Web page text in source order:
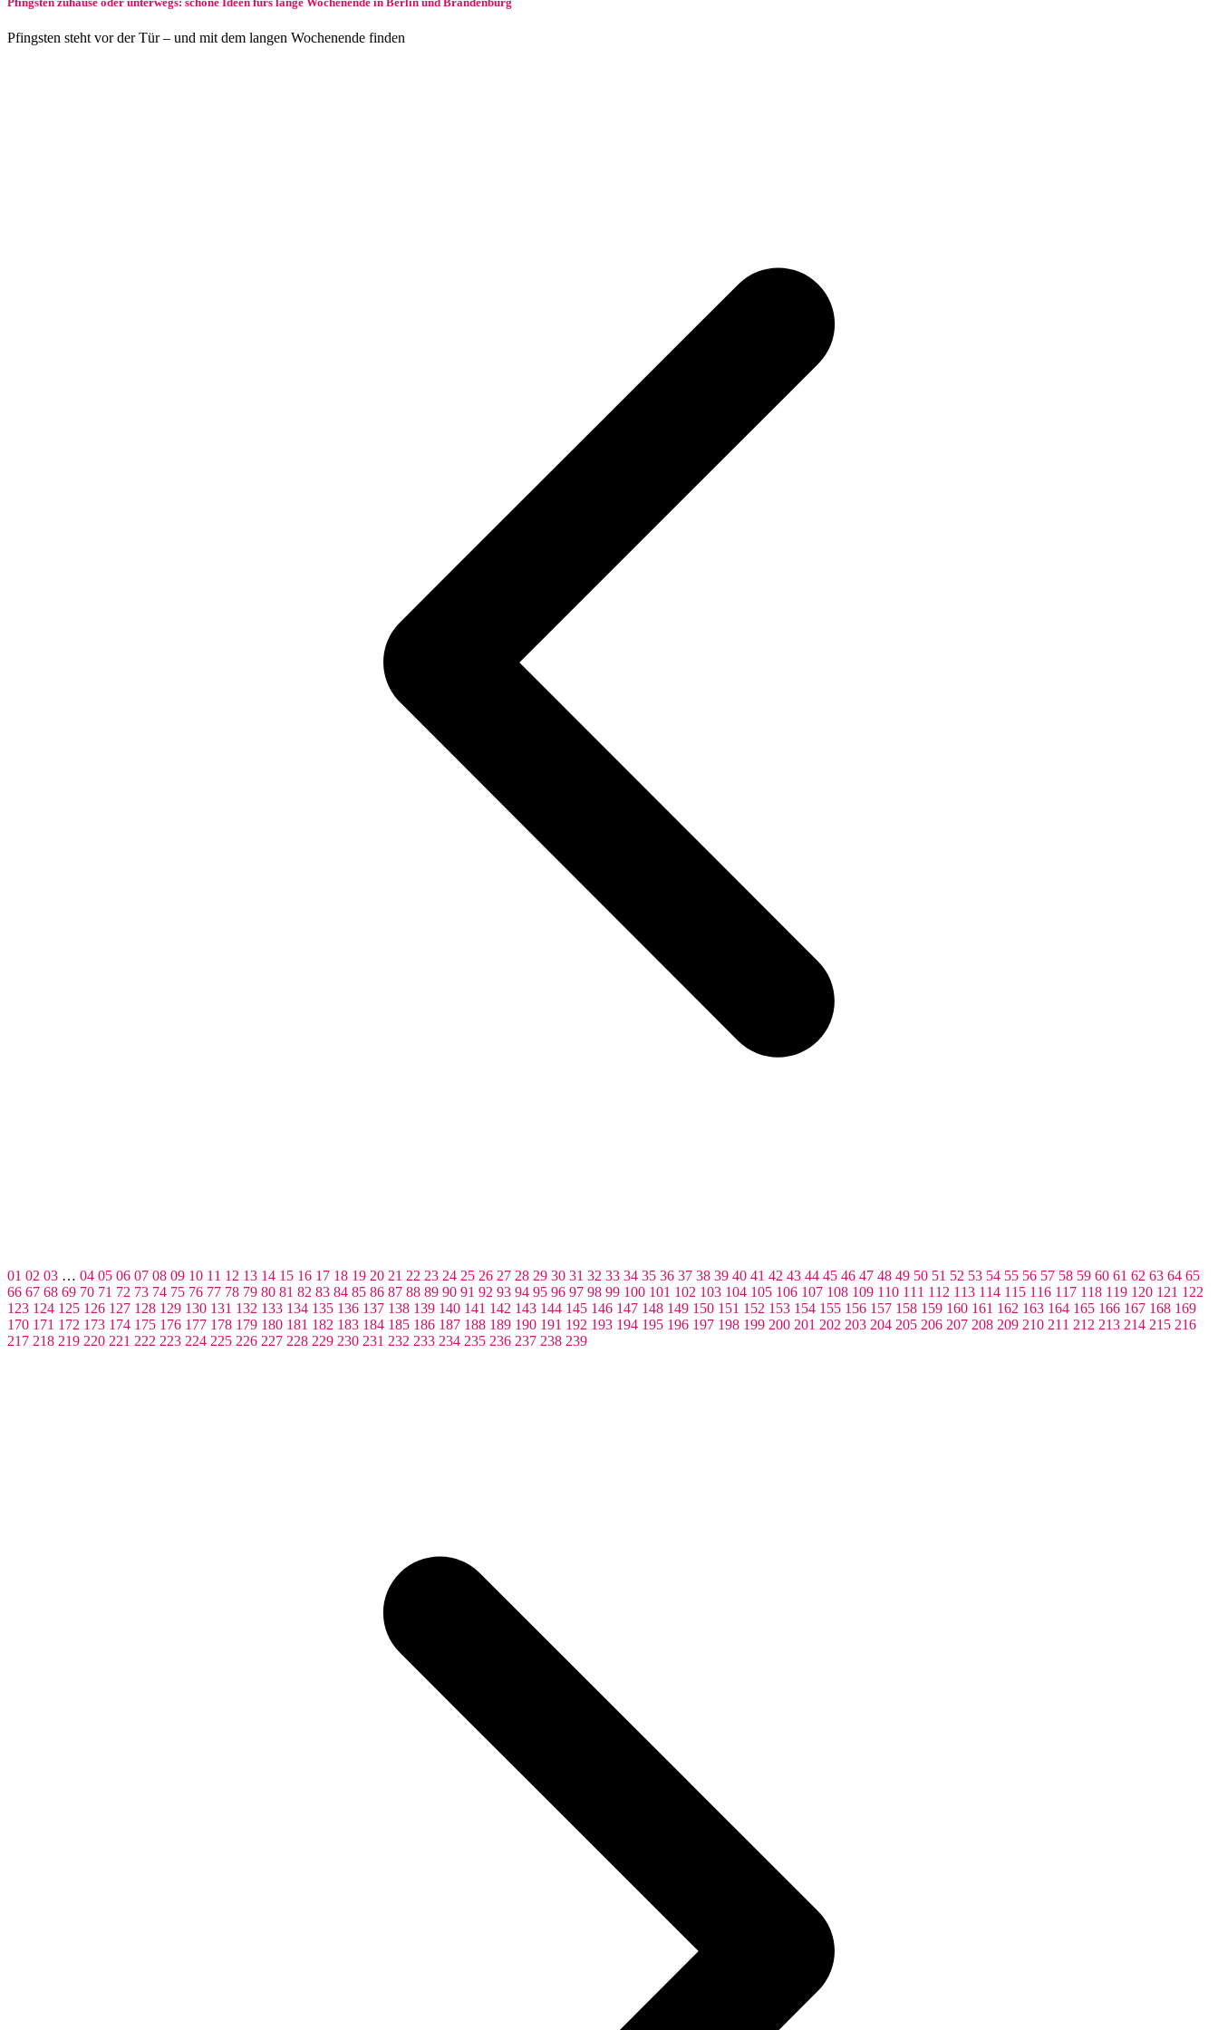
Pfingsten steht vor der Tür – und mit dem langen Wochenende finden
01 02 03 … 04 05 06 07 08 09 10 11 12 13 14 15 16 17 18 19 20 21 22 23 24 25 26 27 28 29 30 31 32 33 34 35 36 37 38 39 40 41 42 43 44 45 46 47 48 49 50 51 52 53 54 55 56 57 58 59 60 61 62 63 64 65
66 67 68 69 70 71 72 73 74 75 76 77 78 79 80 81 82 83 84 85 86 87 88 89 90 91 92 93 94 95 96 97 98 99 100 101 102 103 104 105 106 107 108 109 110 111 112 113 114 115 116 117 118 119 120 121 122
123 124 125 126 127 128 129 130 131 132 133 134 135 136 137 138 139 140 141 142 143 144 145 146 147 148 149 150 151 152 153 154 155 156 157 158 159 160 161 162 163 164 165 166 167 168 169
170 171 172 173 174 175 176 177 178 179 180 181 182 183 184 185 186 187 188 189 190 191 192 193 194 195 196 197 198 199 200 201 202 203 204 205 206 207 208 209 210 211 212 213 214 215 216
217 218 219 220 221 222 223 224 225 226 227 228 229 230 231 232 233 234 235 236 237 238 239